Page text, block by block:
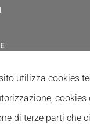
CROCE ROSSA
utilizza cookies
cookies
di terze parti che ci